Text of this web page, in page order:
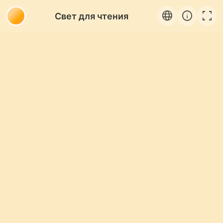
Свет для чтения language info fullscreen